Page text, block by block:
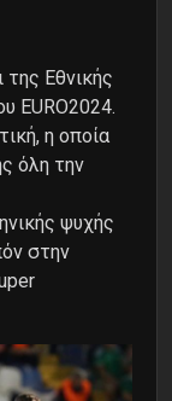
της Εθνικής
EURO2024.
η οποία
όλη την
ψυχής
στην